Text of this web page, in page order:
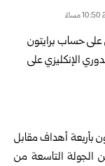
بأربعة أهداف مقابل
الجولة التاسعة من